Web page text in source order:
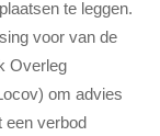
te leggen.
voor van de
Overleg
om advies
een verbod